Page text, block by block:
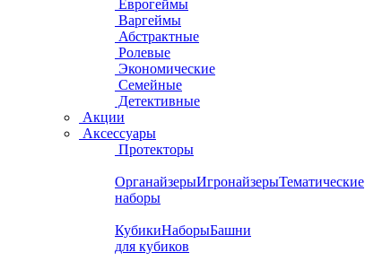
Еврогеймы
Варгеймы
Абстрактные
Ролевые
Экономические
Семейные
Детективные
Акции
Аксессуары
Протекторы
ОрганайзерыИгронайзерыТематические
наборы
КубикиНаборыБашни
для кубиков